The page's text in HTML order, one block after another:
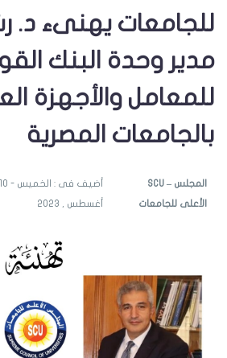
للجامعات يهنىء د.
مدير وحدة البنك
للمعامل والأجهزة
بالجامعات المصرية
SCU – المجلس
الأعلى للجامعات أغسطس , 2023